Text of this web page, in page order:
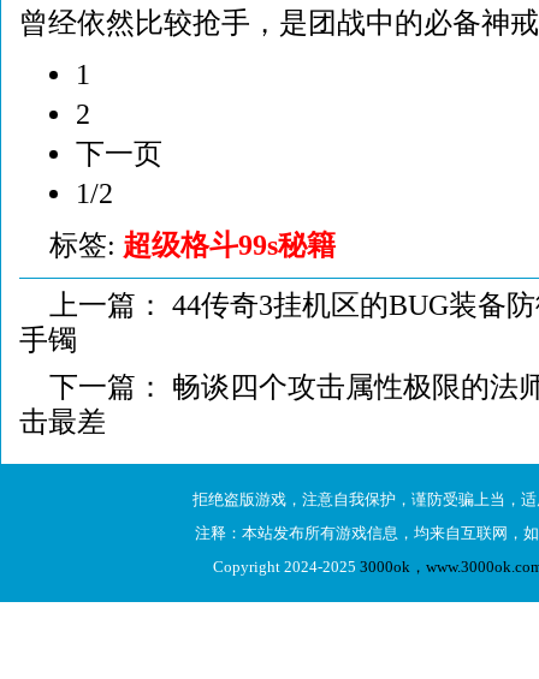
曾经依然比较抢手，是团战中的必备神
1
2
下一页
1/2
标签: 超级格斗99s秘籍
上一篇： 44传奇3挂机区的BUG装备
手镯
下一篇： 畅谈四个攻击属性极限的法
击最差
拒绝盗版游戏，注意自我保护，谨防受骗上当，
注释：本站发布所有游戏信息，均来自互联网，
Copyright 2024-2025 3000ok，